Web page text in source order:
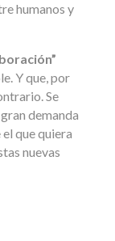
humanos y
Y que, por
Se
demanda
que quiera
nuevas